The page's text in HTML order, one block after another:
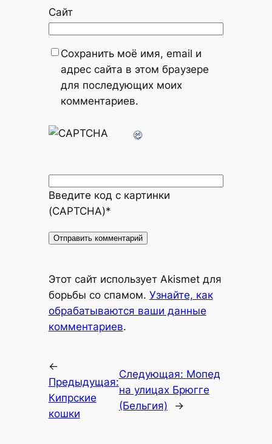
Сайт
Сохранить моё имя, email и
адрес сайта в этом браузере
для последующих моих
комментариев.
Введите код с картинки
(CAPTCHA)*
Этот сайт использует Akismet для
борьбы со спамом. Узнайте, как
обрабатываются ваши данные
комментариев.
←
Предыдущая:
Кипрские
кошки
Следующая: Мопед
на улицах Брюгге
(Бельгия)
→